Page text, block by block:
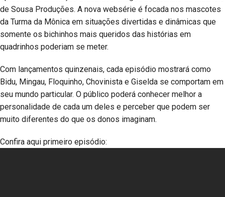
de Sousa Produções. A nova websérie é focada nos mascotes
da Turma da Mônica em situações divertidas e dinâmicas que
somente os bichinhos mais queridos das histórias em
quadrinhos poderiam se meter.
Com lançamentos quinzenais, cada episódio mostrará como
Bidu, Mingau, Floquinho, Chovinista e Giselda se comportam em
seu mundo particular. O público poderá conhecer melhor a
personalidade de cada um deles e perceber que podem ser
muito diferentes do que os donos imaginam.
Confira aqui primeiro episódio: